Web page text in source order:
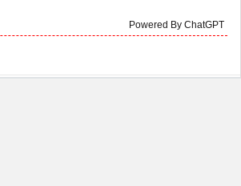
Powered By ChatGPT